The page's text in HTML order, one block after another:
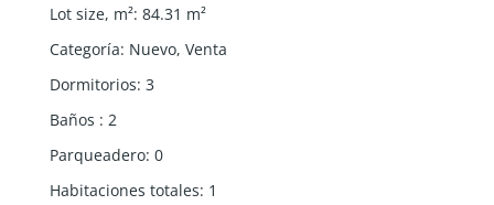
Lot size, m²: 84.31 m²
Categoría: Nuevo, Venta
Dormitorios: 3
Baños : 2
Parqueadero: 0
Habitaciones totales: 1